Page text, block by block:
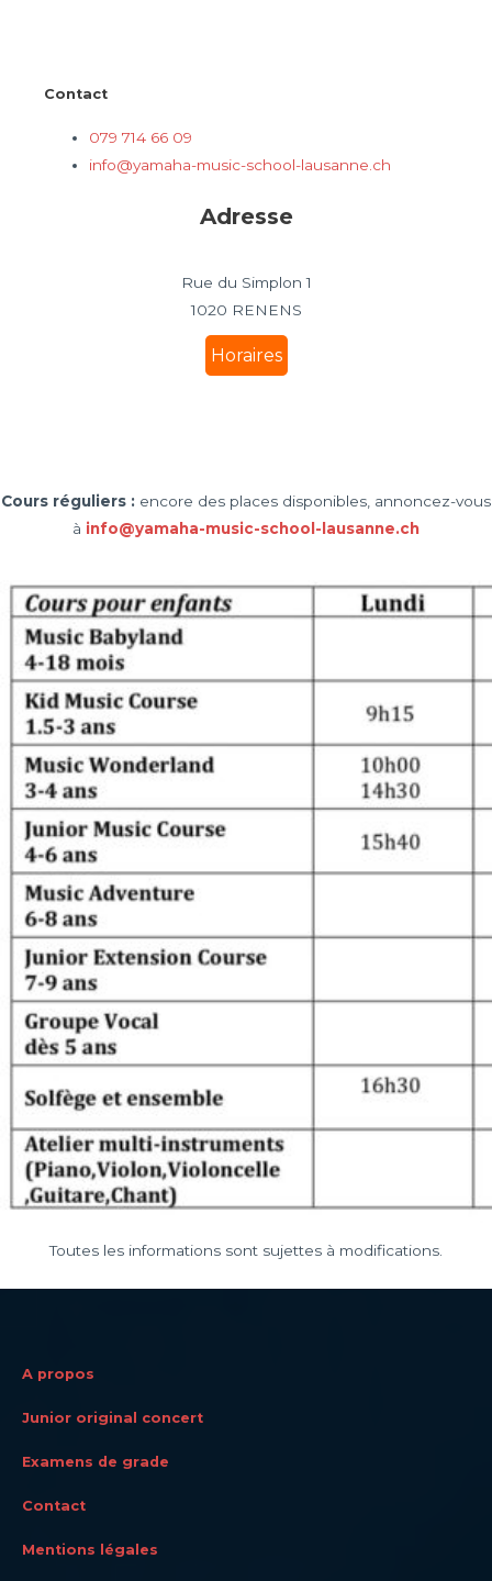
Contact
079 714 66 09
info@yamaha-music-school-lausanne.ch
Adresse
Rue du Simplon 1
1020 RENENS
Horaires
Cours réguliers : encore des places disponibles, annoncez-vous
à info@yamaha-music-school-lausanne.ch
Toutes les informations sont sujettes à modifications.
A propos
Junior original concert
Examens de grade
Contact
Mentions légales